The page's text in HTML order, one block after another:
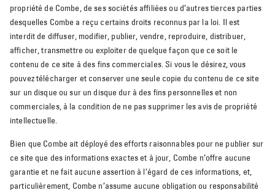
propriété de Combe, de ses sociétés affiliées ou d’autres tierces parties
desquelles Combe a reçu certains droits reconnus par la loi. Il est
interdit de diffuser, modifier, publier, vendre, reproduire, distribuer,
afficher, transmettre ou exploiter de quelque façon que ce soit le
contenu de ce site à des fins commerciales. Si vous le désirez, vous
pouvez télécharger et conserver une seule copie du contenu de ce site
sur un disque ou sur un disque dur à des fins personnelles et non
commerciales, à la condition de ne pas supprimer les avis de propriété
intellectuelle.
Bien que Combe ait déployé des efforts raisonnables pour ne publier sur
ce site que des informations exactes et à jour, Combe n’offre aucune
garantie et ne fait aucune assertion à l’égard de ces informations, et,
particulièrement, Combe n’assume aucune obligation ou responsabilité